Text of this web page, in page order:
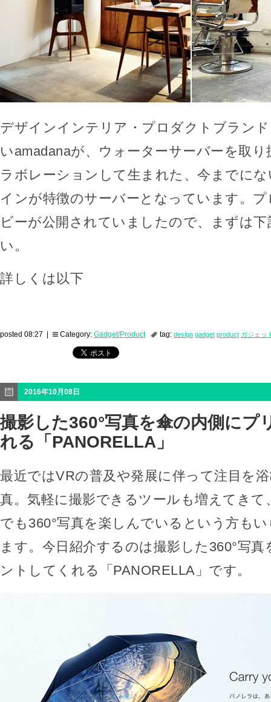
デザインインテリア・プロダクトブラン
いamadanaが、ウォーターサーバーを取り
ラボレーションして生まれた、今までに
インが特徴のサーバーとなっています。
ビーが公開されていましたので、まずは
い。
詳しくは以下
posted 08:27 | Category: Gadget/Product tag: design gadget product ガジェッ
2016年10月08日
撮影した360°写真を傘の内側にプ
れる「PANORELLA」
最近ではVRの普及や発展に伴って注目を
真。気軽に撮影できるツールも増えてきて
でも360°写真を楽しんでいるという方も
ます。今日紹介するのは撮影した360°写
ントしてくれる「PANORELLA」です。